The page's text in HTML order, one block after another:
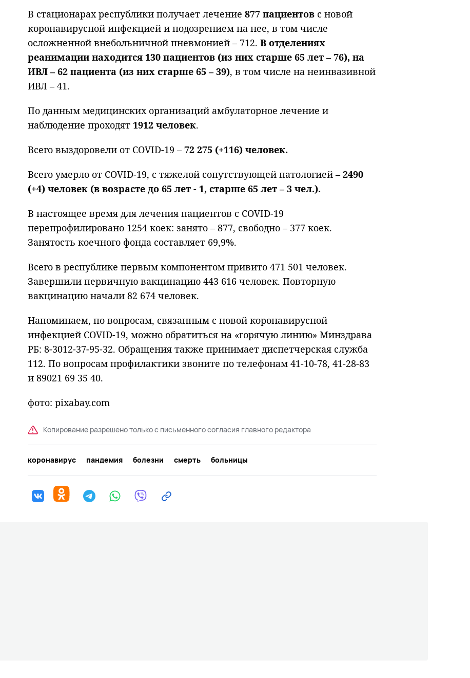
В стационарах республики получает лечение 877 пациентов с новой
коронавирусной инфекцией и подозрением на нее, в том числе
осложненной внебольничной пневмонией – 712. В отделениях
реанимации находится 130 пациентов (из них старше 65 лет – 76), на
ИВЛ – 62 пациента (из них старше 65 – 39), в том числе на неинвазивной
ИВЛ – 41.
По данным медицинских организаций амбулаторное лечение и
наблюдение проходят 1912 человек.
Всего выздоровели от COVID-19 –72 275 (+116) человек.
Всего умерло от COVID-19, с тяжелой сопутствующей патологией –2490
(+4) человек (в возрасте до 65 лет - 1, старше 65 лет – 3 чел.).
В настоящее время для лечения пациентов с COVID-19
перепрофилировано 1254 коек: занято – 877, свободно – 377 коек.
Занятость коечного фонда составляет 69,9%.
Всего в республике первым компонентом привито 471 501 человек.
Завершили первичную вакцинацию 443 616 человек. Повторную
вакцинацию начали 82 674 человек.
Напоминаем, по вопросам, связанным с новой коронавирусной
инфекцией COVID-19, можно обратиться на «горячую линию» Минздрава
РБ: 8-3012-37-95-32. Обращения также принимает диспетчерская служба
112. По вопросам профилактики звоните по телефонам 41-10-78, 41-28-83
и 89021 69 35 40.
фото: pixabay.com
Копирование разрешено только с письменного согласия главного редактора
коронавирус пандемия болезни смерть больницы